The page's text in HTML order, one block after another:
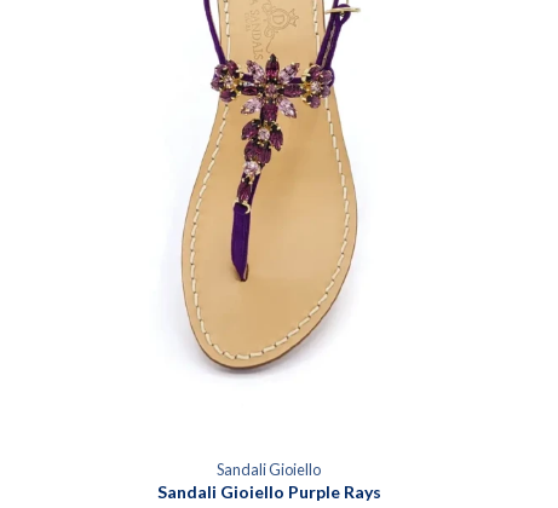
Sandali Gioiello
Sandali Gioiello Purple Rays